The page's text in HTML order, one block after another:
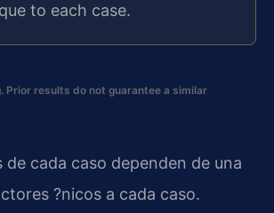
to each case.
Prior results do not guarantee a similar
de cada caso dependen de una
?nicos a cada caso.